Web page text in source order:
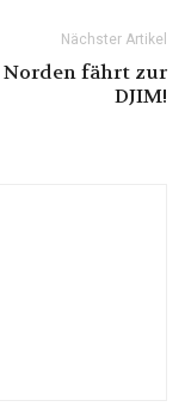
Nächster Artikel
Norden fährt zur
DJIM!